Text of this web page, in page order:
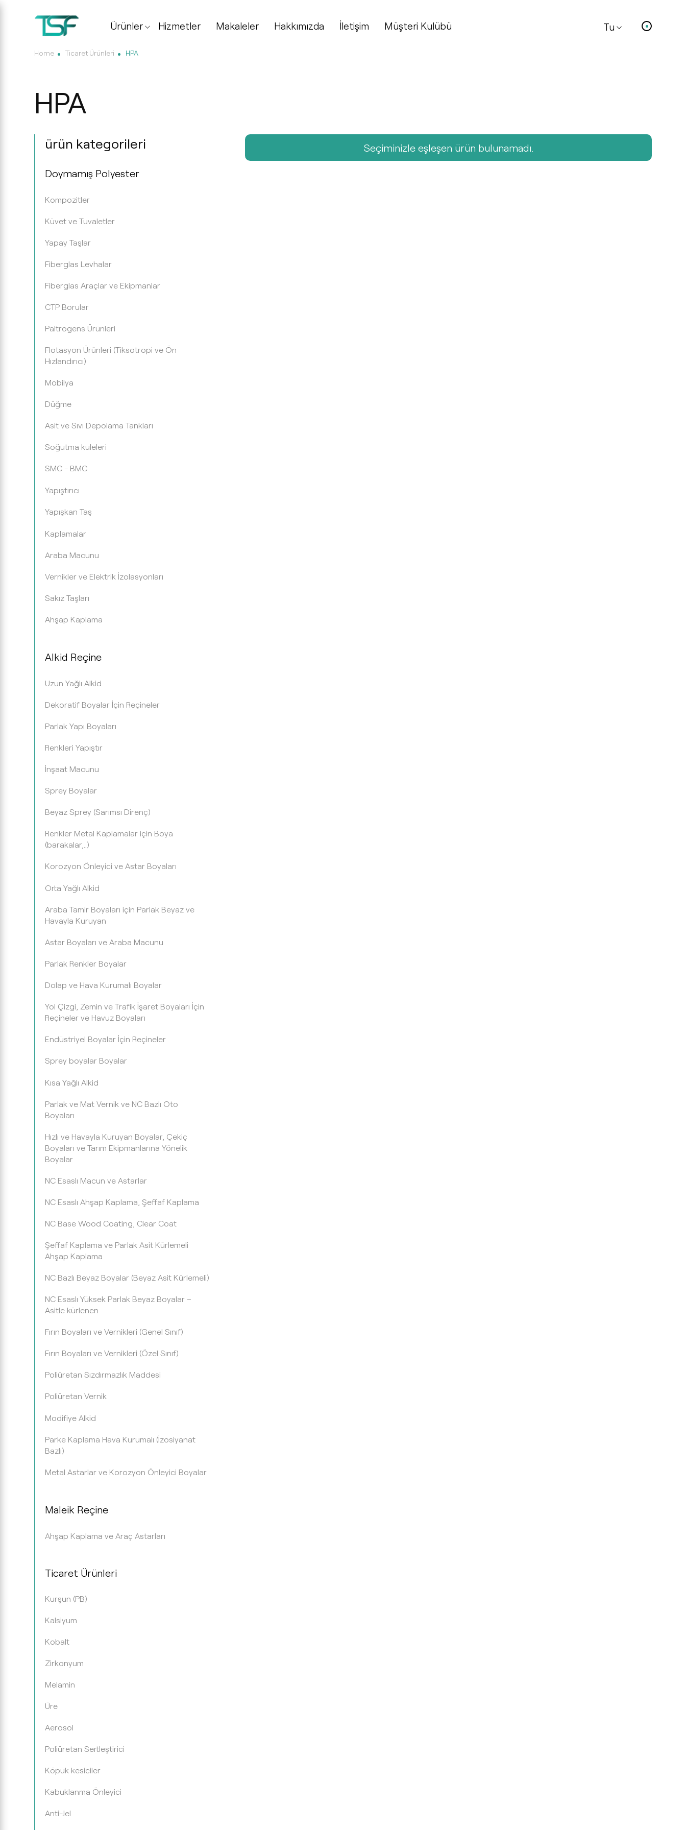
Ürünler Hizmetler Makaleler Hakkımızda İletişim Müşteri Kulübü Tu
Home Ticaret Ürünleri HPA
HPA
ürün kategorileri
Doymamış Polyester
Kompozitler
Küvet ve Tuvaletler
Yapay Taşlar
Fiberglas Levhalar
Fiberglas Araçlar ve Ekipmanlar
CTP Borular
Paltrogens Ürünleri
Flotasyon Ürünleri (Tiksotropi ve Ön
Hızlandırıcı)
Mobilya
Düğme
Asit ve Sıvı Depolama Tankları
Soğutma kuleleri
SMC - BMC
Yapıştırıcı
Yapışkan Taş
Kaplamalar
Araba Macunu
Vernikler ve Elektrik İzolasyonları
Sakız Taşları
Ahşap Kaplama
Alkid Reçine
Uzun Yağlı Alkid
Dekoratif Boyalar İçin Reçineler
Parlak Yapı Boyaları
Renkleri Yapıştır
İnşaat Macunu
Sprey Boyalar
Beyaz Sprey (Sarımsı Direnç)
Renkler Metal Kaplamalar için Boya
(barakalar,..)
Korozyon Önleyici ve Astar Boyaları
Orta Yağlı Alkid
Araba Tamir Boyaları için Parlak Beyaz ve
Havayla Kuruyan
Astar Boyaları ve Araba Macunu
Parlak Renkler Boyalar
Dolap ve Hava Kurumalı Boyalar
Yol Çizgi, Zemin ve Trafik İşaret Boyaları İçin
Reçineler ve Havuz Boyaları
Endüstriyel Boyalar İçin Reçineler
Sprey boyalar Boyalar
Kısa Yağlı Alkid
Parlak ve Mat Vernik ve NC Bazlı Oto
Boyaları
Hızlı ve Havayla Kuruyan Boyalar, Çekiç
Boyaları ve Tarım Ekipmanlarına Yönelik
Boyalar
NC Esaslı Macun ve Astarlar
NC Esaslı Ahşap Kaplama, Şeffaf Kaplama
NC Base Wood Coating, Clear Coat
Şeffaf Kaplama ve Parlak Asit Kürlemeli
Ahşap Kaplama
NC Bazlı Beyaz Boyalar (Beyaz Asit Kürlemeli)
NC Esaslı Yüksek Parlak Beyaz Boyalar –
Asitle kürlenen
Fırın Boyaları ve Vernikleri (Genel Sınıf)
Fırın Boyaları ve Vernikleri (Özel Sınıf)
Poliüretan Sızdırmazlık Maddesi
Poliüretan Vernik
Modifiye Alkid
Parke Kaplama Hava Kurumalı (İzosiyanat
Bazlı)
Metal Astarlar ve Korozyon Önleyici Boyalar
Maleik Reçine
Ahşap Kaplama ve Araç Astarları
Ticaret Ürünleri
Kurşun (PB)
Kalsiyum
Kobalt
Zirkonyum
Melamin
Üre
Aerosol
Poliüretan Sertleştirici
Köpük kesiciler
Kabuklanma Önleyici
Anti-Jel
Seçiminizle eşleşen ürün bulunamadı.